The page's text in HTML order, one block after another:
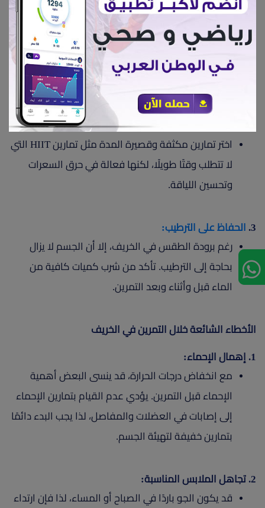
خطط لأوقات التمرين بناءً على مواعيد شروق وغروب
الشمس في منطقتك. يساعد التخطيط المسبق على
الالتزام بالجدول الرياضي وضمان الاستفادة القصوى
التركيز على التمارين المكثفة:
اختر تمارين مكثفة وقصيرة المدة مثل تمارين HIIT التي
لا تتطلب وقتًا طويلًا، لكنها فعالة في حرق السعرات
وتحسين اللياقة.
3.
الحفاظ على الترطيب:
رغم برودة الطقس في الخريف، إلا أن الجسم لا يزال
بحاجة إلى الترطيب. تأكد من شرب كميات كافية من
الماء قبل وأثناء وبعد التمرين.
الأخطاء الشائعة خلال التمرين في الخريف
1. إهمال الإحماء:
مع انخفاض درجات الحرارة، قد ينسى البعض أهمية
الإحماء قبل التمرين. يؤدي عدم القيام بتمارين الإحماء
إلى إصابات في العضلات والمفاصل، لذا يجب البدء دائمًا
بتمارين خفيفة لتهيئة الجسم.
2. تجاهل الملابس المناسبة:
قد يكون الجو باردًا في الصباح أو المساء، لذا فإن ارتداء